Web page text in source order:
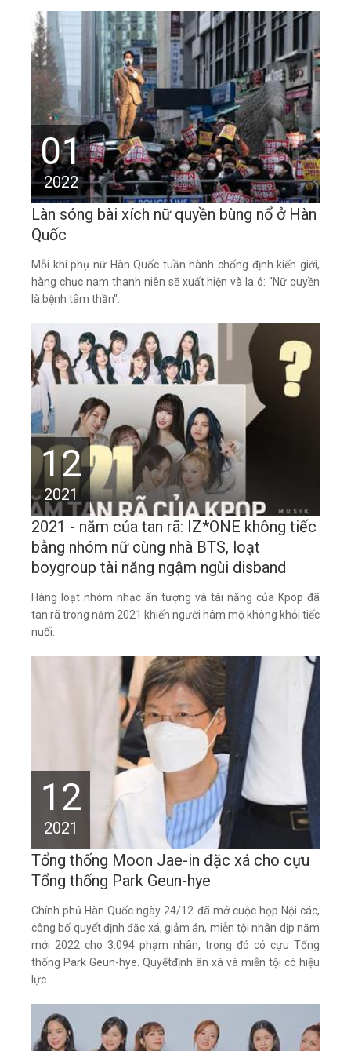
01
2022
Làn sóng bài xích nữ quyền bùng nổ ở Hàn
Quốc
Mỗi khi phụ nữ Hàn Quốc tuần hành chống định kiến giới,
hàng chục nam thanh niên sẽ xuất hiện và la ó: "Nữ quyền
là bệnh tâm thần".
12
2021
2021 - năm của tan rã: IZ*ONE không tiếc
bằng nhóm nữ cùng nhà BTS, loạt
boygroup tài năng ngậm ngùi disband
Hàng loạt nhóm nhạc ấn tượng và tài năng của Kpop đã
tan rã trong năm 2021 khiến người hâm mộ không khỏi tiếc
nuối.
12
2021
Tổng thống Moon Jae-in đặc xá cho cựu
Tổng thống Park Geun-hye
Chính phủ Hàn Quốc ngày 24/12 đã mở cuộc họp Nội các,
công bố quyết định đặc xá, giảm án, miễn tội nhân dịp năm
mới 2022 cho 3.094 phạm nhân, trong đó có cựu Tổng
thống Park Geun-hye. Quyếtđịnh ân xá và miễn tội có hiệu
lực...